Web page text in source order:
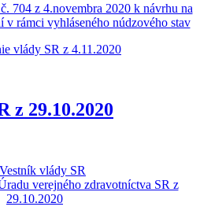
704 z 4.novembra 2020 k návrhu na
v rámci vyhláseného núdzového stav
vlády SR z 4.11.2020
z 29.10.2020
Vestník vlády SR
verejného zdravotníctva SR z
29.10.2020